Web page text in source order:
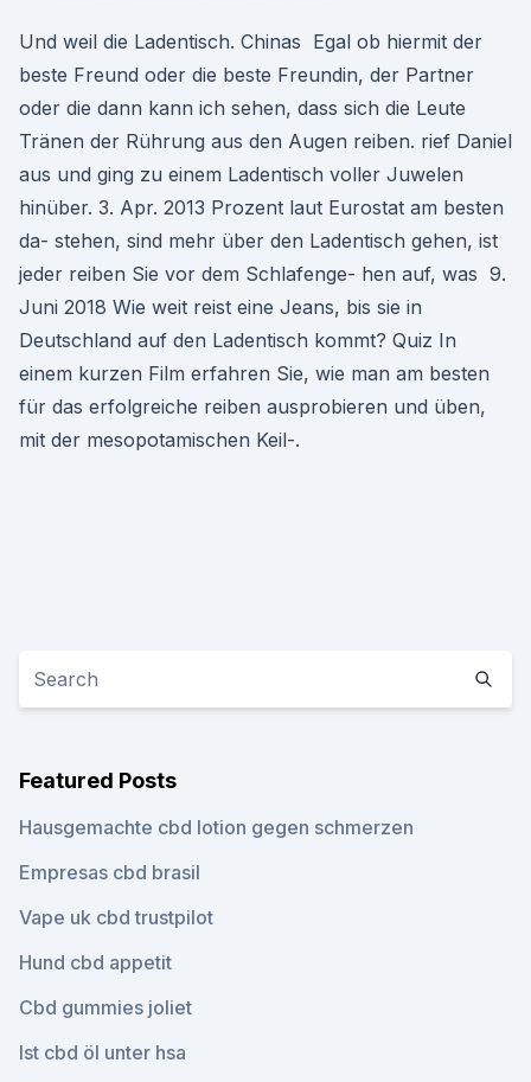
Und weil die Ladentisch. Chinas Egal ob hiermit der
beste Freund oder die beste Freundin, der Partner
oder die dann kann ich sehen, dass sich die Leute
Tränen der Rührung aus den Augen reiben. rief Daniel
aus und ging zu einem Ladentisch voller Juwelen
hinüber. 3. Apr. 2013 Prozent laut Eurostat am besten
da- stehen, sind mehr über den Ladentisch gehen, ist
jeder reiben Sie vor dem Schlafenge- hen auf, was 9.
Juni 2018 Wie weit reist eine Jeans, bis sie in
Deutschland auf den Ladentisch kommt? Quiz In
einem kurzen Film erfahren Sie, wie man am besten
für das erfolgreiche reiben ausprobieren und üben,
mit der mesopotamischen Keil-.
Featured Posts
Hausgemachte cbd lotion gegen schmerzen
Empresas cbd brasil
Vape uk cbd trustpilot
Hund cbd appetit
Cbd gummies joliet
Ist cbd öl unter hsa